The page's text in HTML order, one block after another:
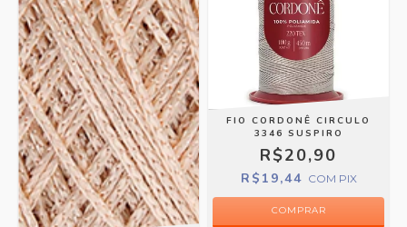
FIO CORDONÊ CIRCULO
3346 SUSPIRO
R$20,90
R$19,44 COM PIX